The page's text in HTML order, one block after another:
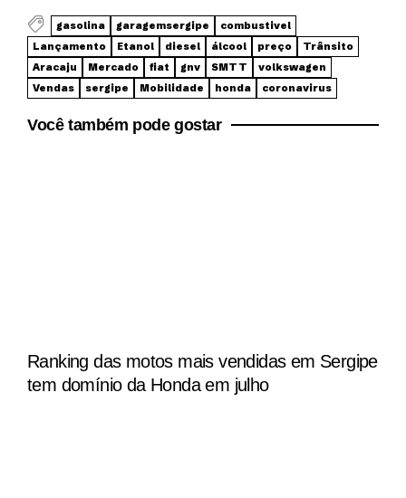
gasolina garagemsergipe
combustivel
Lançamento
Etanol diesel álcool preço
Trânsito
Aracaju
Mercado fiat gnv SMTT
volkswagen
Vendas
sergipe Mobilidade honda coronavirus
Você também pode gostar
Ranking das motos mais vendidas em Sergipe
tem domínio da Honda em julho